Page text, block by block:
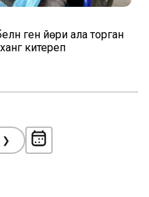
генә йөри ала торган
китереп
❯